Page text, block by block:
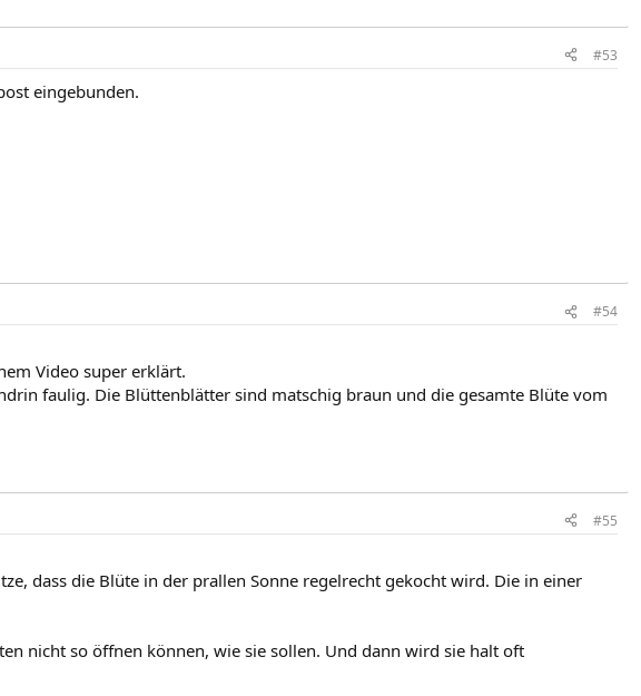
#53
eingebunden.
#54
Video super erklärt.
faulig. Die Blüttenblätter sind matschig braun und die gesamte Blüte vom
#55
dass die Blüte in der prallen Sonne regelrecht gekocht wird. Die in einer
nicht so öffnen können, wie sie sollen. Und dann wird sie halt oft